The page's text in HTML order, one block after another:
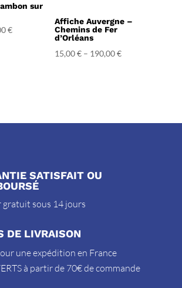
sur
€
Affiche Auvergne –
Chemins de Fer
d’Orléans
15,00€ – 190,00€
SATISFAIT OU
gratuit sous 14 jours
DE LIVRAISON
une expédition en France
à partir de 70€ de commande